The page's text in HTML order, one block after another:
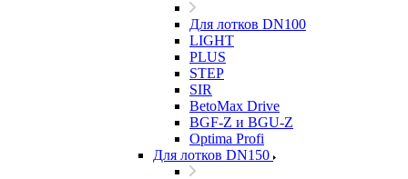
Для лотков DN100
LIGHT
PLUS
STEP
SIR
BetoMax Drive
BGF-Z и BGU-Z
Optima Profi
Для лотков DN150